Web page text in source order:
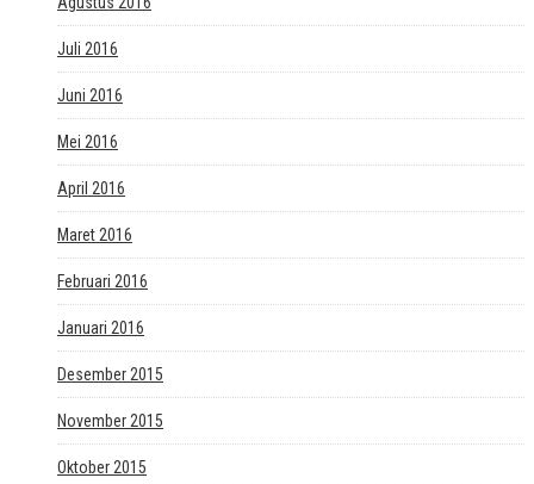
Juli 2016
Juni 2016
Mei 2016
April 2016
Maret 2016
Februari 2016
Januari 2016
Desember 2015
November 2015
Oktober 2015